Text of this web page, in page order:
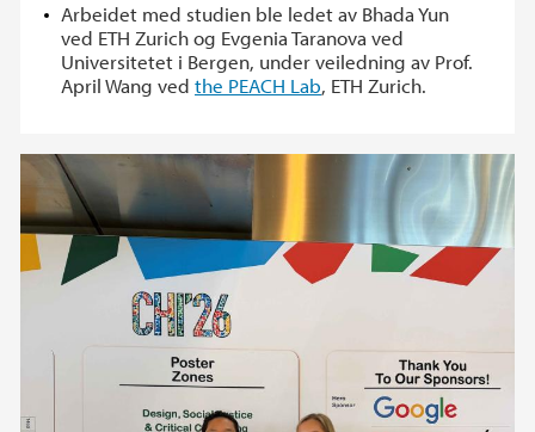
Arbeidet med studien ble ledet av Bhada Yun
ved ETH Zurich og Evgenia Taranova ved
Universitetet i Bergen, under veiledning av Prof.
April Wang ved the PEACH Lab, ETH Zurich.